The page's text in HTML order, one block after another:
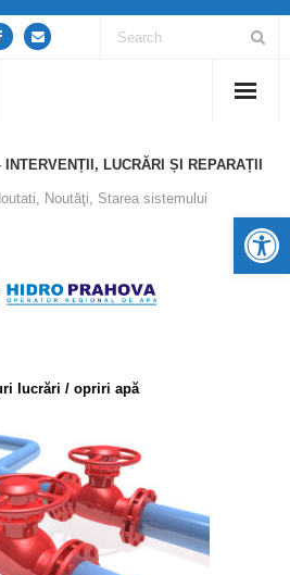
LUCRĂRI ȘI REPARAȚII
, Noutăţi, Starea sistemului
lucrări / opriri apă